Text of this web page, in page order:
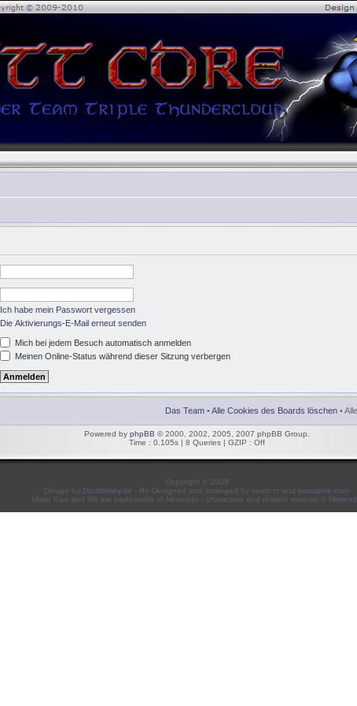
Ich habe mein Passwort vergessen
Die Aktivierungs-E-Mail erneut senden
Mich bei jedem Besuch automatisch anmelden
Meinen Online-Status während dieser Sitzung verbergen
Das Team •Alle Cookies des Boards löschen •
Powered by phpBB © 2000, 2002, 2005, 2007 phpBB Group.
Time : 0.105s | 8 Queries | GZIP : Off
Copyright © 2009
Design by Doublekey.de - Re-Designed and arranged by τeam ττ and povupine.com
Mario Kart and Wii are trademarks of Nintendo - characters and related material ©